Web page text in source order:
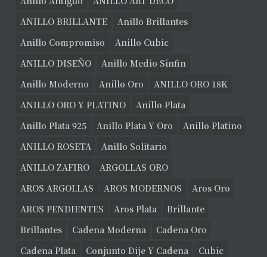
ANILLO BRILLANTE
Anillo Brillantes
Anillo Compromiso
Anillo Cubic
ANILLO DISEÑO
Anillo Medio Sinfin
Anillo Moderno
Anillo Oro
ANILLO ORO 18K
ANILLO ORO Y PLATINO
Anillo Plata
Anillo Plata 925
Anillo Plata Y Oro
Anillo Platino
ANILLO ROSETA
Anillo Solitario
ANILLO ZAFIRO
ARGOLLAS ORO
AROS ARGOLLAS
AROS MODERNOS
Aros Oro
AROS PENDIENTES
Aros Plata
Brillante
Brillantes
Cadena Moderna
Cadena Oro
Cadena Plata
Conjunto Dije Y Cadena
Cubic